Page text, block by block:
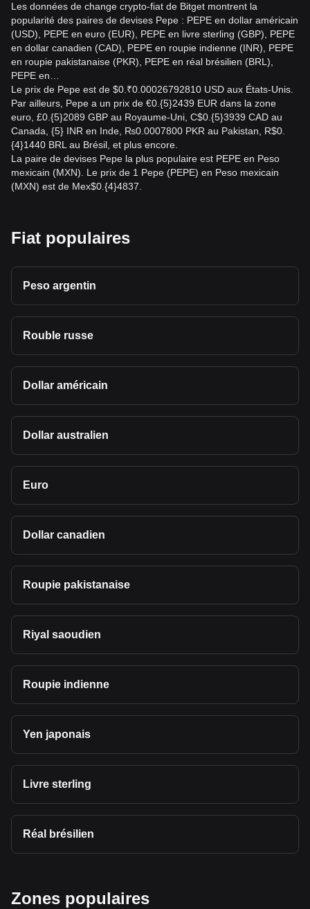
Les données de change crypto-fiat de Bitget montrent la
popularité des paires de devises Pepe : PEPE en dollar américain
(USD), PEPE en euro (EUR), PEPE en livre sterling (GBP), PEPE
en dollar canadien (CAD), PEPE en roupie indienne (INR), PEPE
en roupie pakistanaise (PKR), PEPE en réal brésilien (BRL),
PEPE en…
Le prix de Pepe est de $0.₹0.00026792810 USD aux États-Unis.
Par ailleurs, Pepe a un prix de €0.{5}2439 EUR dans la zone
euro, £0.{5}2089 GBP au Royaume-Uni, C$0.{5}3939 CAD au
Canada, {5} INR en Inde, ₨0.0007800 PKR au Pakistan, R$0.
{4}1440 BRL au Brésil, et plus encore.
La paire de devises Pepe la plus populaire est PEPE en Peso
mexicain (MXN). Le prix de 1 Pepe (PEPE) en Peso mexicain
(MXN) est de Mex$0.{4}4837.
Fiat populaires
Peso argentin
Rouble russe
Dollar américain
Dollar australien
Euro
Dollar canadien
Roupie pakistanaise
Riyal saoudien
Roupie indienne
Yen japonais
Livre sterling
Réal brésilien
Zones populaires